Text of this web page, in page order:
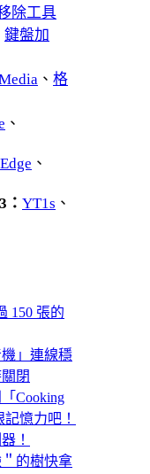
除工具
鍵盤加
、 格
、
Edge 、
YT1s 、
150 張的
」連線穩
閉
Cooking
憶力吧！
！
的樹快拿